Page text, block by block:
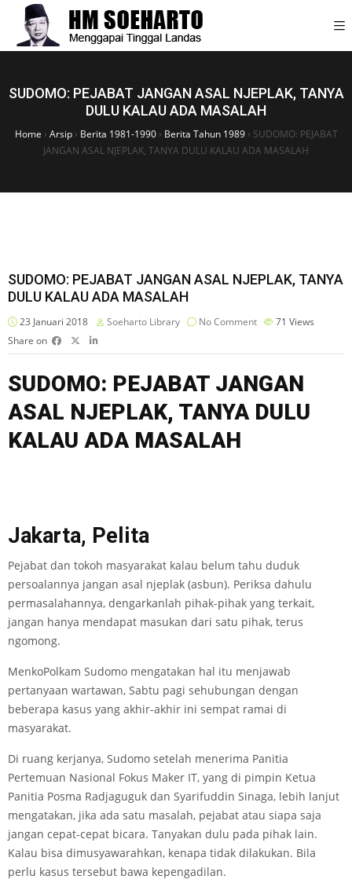
SUDOMO: PEJABAT JANGAN ASAL NJEPLAK, TANYA
DULU KALAU ADA MASALAH
Home › Arsip› Berita 1981-1990› Berita Tahun 1989› SUDOMO: PEJABAT
JANGAN ASAL NJEPLAK, TANYA DULU KALAU ADA MASALAH
SUDOMO: PEJABAT JANGAN ASAL NJEPLAK, TANYA
DULU KALAU ADA MASALAH
23 Januari 2018 Soeharto Library No Comment 71 Views
Share on
SUDOMO: PEJABAT JANGAN
ASAL NJEPLAK, TANYA DULU
KALAU ADA MASALAH
Jakarta, Pelita
Pejabat dan tokoh masyarakat kalau belum tahu duduk
persoalannya jangan asal njeplak (asbun). Periksa dahulu
permasalahannya, dengarkanlah pihak-pihak yang terkait,
jangan hanya mendapat masukan dari satu pihak, terus
ngomong.
MenkoPolkam Sudomo mengatakan hal itu menjawab
pertanyaan wartawan, Sabtu pagi sehubungan dengan
beberapa kasus yang akhir-akhir ini sempat ramai di
masyarakat.
Di ruang kerjanya, Sudomo setelah menerima Panitia
Pertemuan Nasional Fokus Maker IT, yang di pimpin Ketua
Panitia Posma Radjaguguk dan Syarifuddin Sinaga, lebih lanjut
mengatakan, jika ada satu masalah, pejabat atau siapa saja
jangan cepat-cepat bicara. Tanyakan dulu pada pihak lain.
Kalau bisa dimusyawarahkan, kenapa tidak dilakukan. Bila
perlu kasus tersebut bawa kepengadilan.